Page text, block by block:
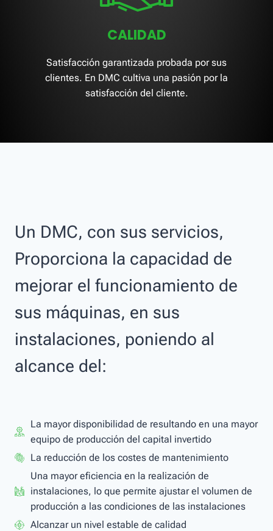
CALIDAD
Satisfacción garantizada probada por sus
clientes. En DMC cultiva una pasión por la
satisfacción del cliente.
Un DMC, con sus servicios,
Proporciona la capacidad de
mejorar el funcionamiento de
sus máquinas, en sus
instalaciones, poniendo al
alcance del:
La mayor disponibilidad de resultando en una mayor
equipo de producción del capital invertido
La reducción de los costes de mantenimiento
Una mayor eficiencia en la realización de
instalaciones, lo que permite ajustar el volumen de
producción a las condiciones de las instalaciones
Alcanzar un nivel estable de calidad